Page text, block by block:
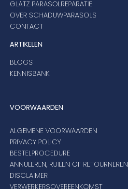
GLATZ PARASOLREPARATIE
OVER SCHADUWPARASOLS
CONTACT
ARTIKELEN
BLOGS
KENNISBANK
VOORWAARDEN
ALGEMENE VOORWAARDEN
PRIVACY POLICY
BESTELPROCEDURE
ANNULEREN, RUILEN OF RETOURNEREN
DISCLAIMER
VERWERKERSOVEREENKOMST